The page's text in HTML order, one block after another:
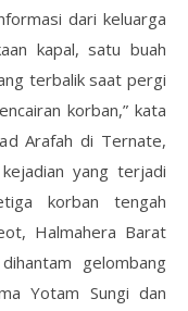
dari keluarga
kapal, satu buah
terbalik saat pergi
korban,” kata
Arafah di Ternate,
yang terjadi
korban tengah
Halmahera Barat
gelombang
Yotam Sungi dan